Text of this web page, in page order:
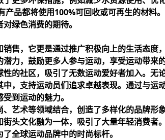
品都将使用100%可回收或可再生的材料
绿色消费的期待。
售，它更是通过推广积极向上的生活态度
力，鼓励更多人参与运动，享受运动带来的
的社区，吸引了无数运动爱好者加入。无
，支持运动员们追求卓越表现。通过与运
到运动的魅力。
艺术等领域结合，创造了多样化的品牌形
头文化融为一体，吸引了大量年轻消费者
全球运动品牌中的时尚标杆。